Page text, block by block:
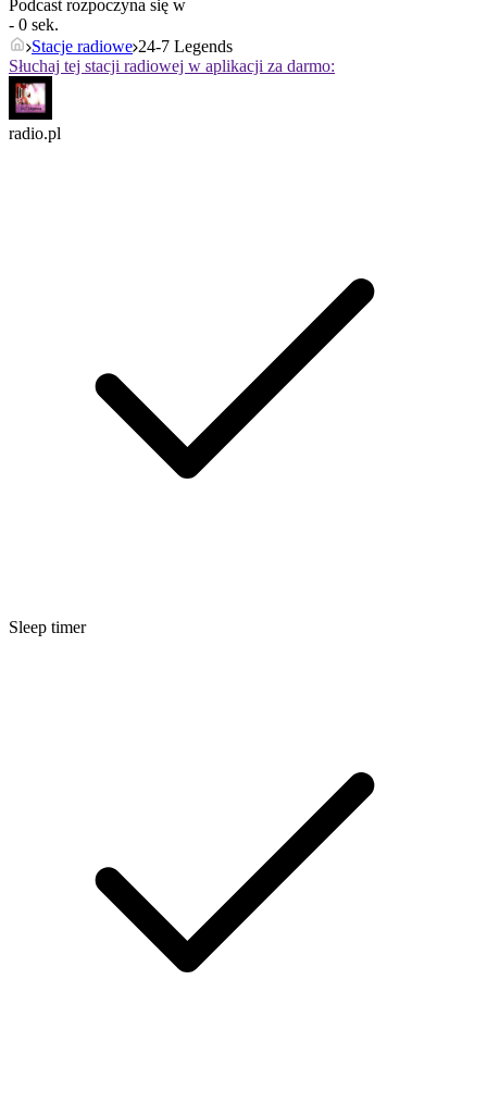
Podcast rozpoczyna się w
- 0 sek.
Stacje radiowe 24-7 Legends
Słuchaj tej stacji radiowej w aplikacji za darmo:
radio.pl
Sleep timer